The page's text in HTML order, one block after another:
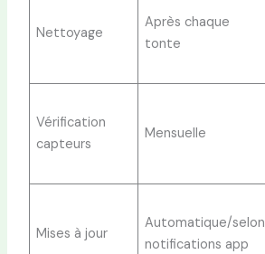
Nettoyage
Après chaque
tonte
Vérification
capteurs
Mensuelle
Mises à jour
Automatique/selon
notifications app